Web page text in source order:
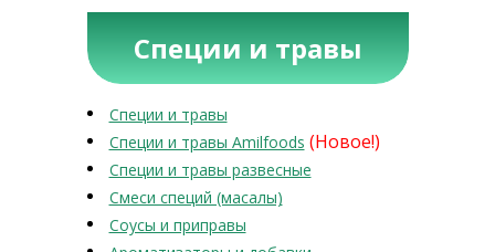
Специи и травы
Специи и травы
Специи и травы Amilfoods (Новое!)
Специи и травы развесные
Смеси специй (масалы)
Соусы и приправы